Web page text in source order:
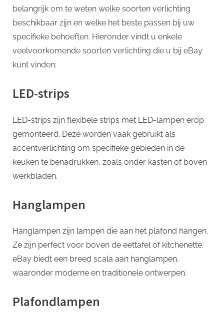
belangrijk om te weten welke soorten verlichting
beschikbaar zijn en welke het beste passen bij uw
specifieke behoeften. Hieronder vindt u enkele
veelvoorkomende soorten verlichting die u bij eBay
kunt vinden:
LED-strips
LED-strips zijn flexibele strips met LED-lampen erop
gemonteerd. Deze worden vaak gebruikt als
accentverlichting om specifieke gebieden in de
keuken te benadrukken, zoals onder kasten of boven
werkbladen.
Hanglampen
Hanglampen zijn lampen die aan het plafond hangen.
Ze zijn perfect voor boven de eettafel of kitchenette.
eBay biedt een breed scala aan hanglampen,
waaronder moderne en traditionele ontwerpen.
Plafondlampen